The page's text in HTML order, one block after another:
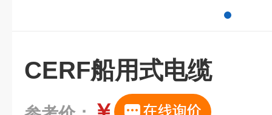
CERF船用式电缆